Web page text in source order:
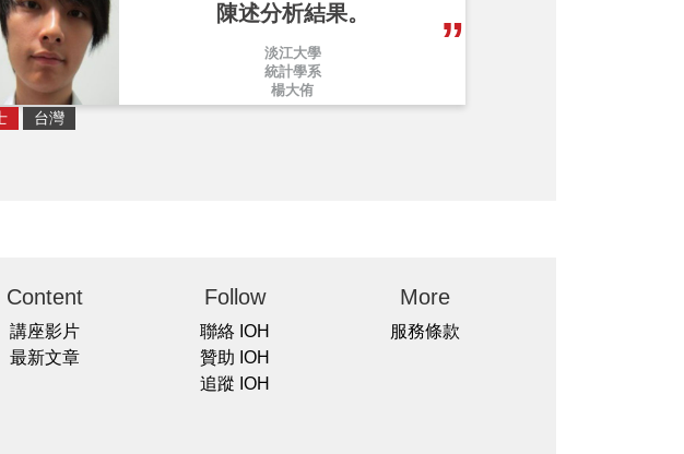
陳述分析結果。
淡江大學
統計學系
楊大侑
台灣
Content
講座影片
最新文章
Follow
聯絡 IOH
贊助 IOH
追蹤 IOH
More
服務條款